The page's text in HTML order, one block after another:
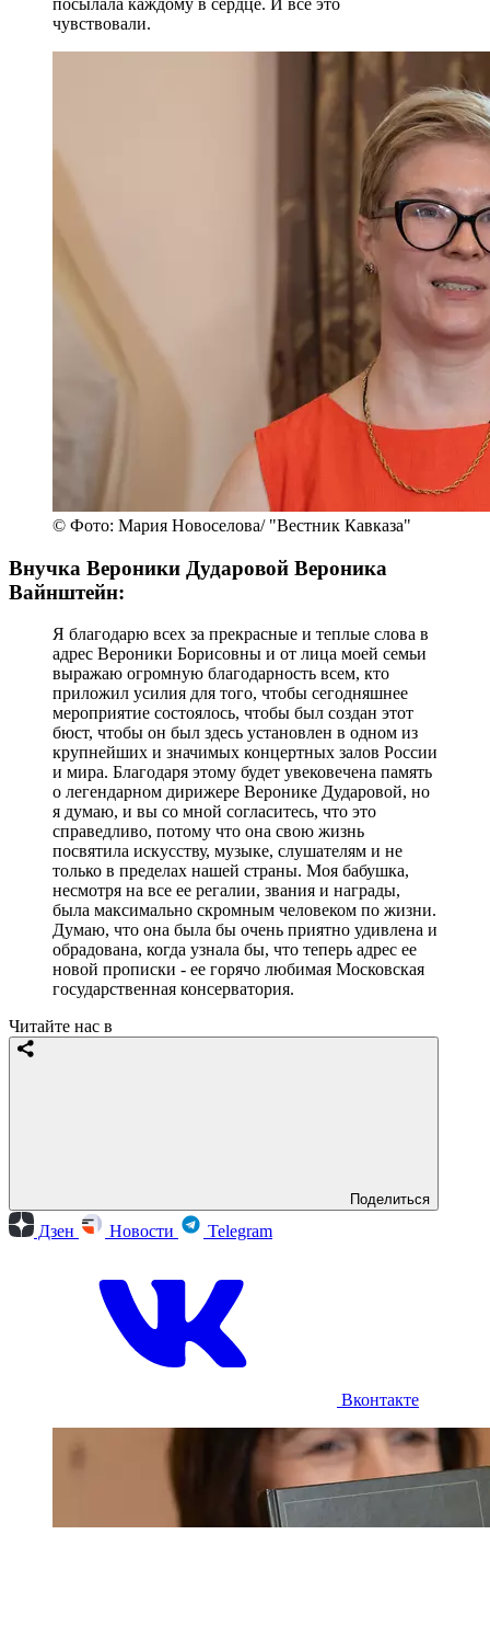
посылала каждому в сердце. И все это
чувствовали.
© Фото: Мария Новоселова/ "Вестник Кавказа"
Внучка Вероники Дударовой Вероника
Вайнштейн:
Я благодарю всех за прекрасные и теплые слова в
адрес Вероники Борисовны и от лица моей семьи
выражаю огромную благодарность всем, кто
приложил усилия для того, чтобы сегодняшнее
мероприятие состоялось, чтобы был создан этот
бюст, чтобы он был здесь установлен в одном из
крупнейших и значимых концертных залов России
и мира. Благодаря этому будет увековечена память
о легендарном дирижере Веронике Дударовой, но
я думаю, и вы со мной согласитесь, что это
справедливо, потому что она свою жизнь
посвятила искусству, музыке, слушателям и не
только в пределах нашей страны. Моя бабушка,
несмотря на все ее регалии, звания и награды,
была максимально скромным человеком по жизни.
Думаю, что она была бы очень приятно удивлена и
обрадована, когда узнала бы, что теперь адрес ее
новой прописки - ее горячо любимая Московская
государственная консерватория.
Читайте нас в
Поделиться
Дзен Новости Telegram
Вконтакте